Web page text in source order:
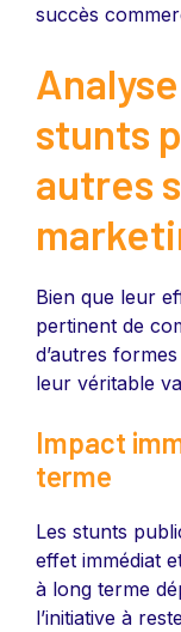
succès
stunts
autres
Bien que leur
pertinent de
d’autres
leur véritable
Impact
terme
Les stunts
effet immédiat
à long terme
l’initiative à